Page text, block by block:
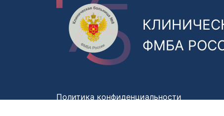
ФМБА
Политика конфиденциальности